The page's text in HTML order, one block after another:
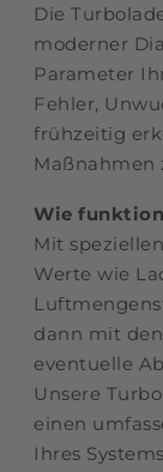
Die
moderner
Parameter
Fehler,
frühzeitig
Wie
Mit
Werte wie
dann mit
eventuelle
Unsere
einen
Ihres